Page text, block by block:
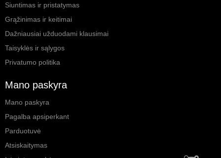
Siuntimas ir pristatymas
Grąžinimas ir keitimai
Dažniausiai užduodami klausimai
Taisyklės ir sąlygos
Privatumo politika
Mano paskyra
Mano paskyra
Pagalba apsiperkant
Parduotuvė
Atsiskaitymas